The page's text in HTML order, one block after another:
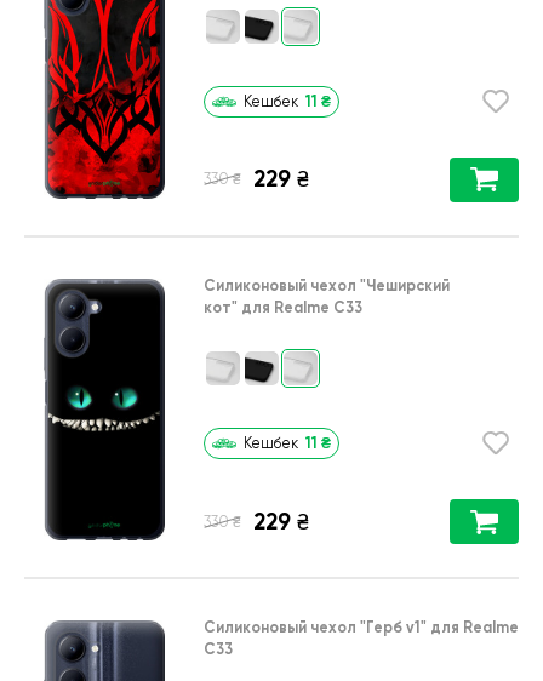
Кешбек 11 ₴
330 ₴ 229 ₴
Силиконовый чехол "Чеширский
кот" для Realme C33
Кешбек 11 ₴
330 ₴ 229 ₴
Силиконовый чехол "Герб v1" для Realme
C33